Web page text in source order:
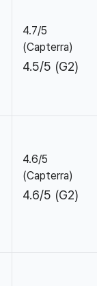
4.7/5
(Capterra)
4.5/5 (G2)
4.6/5
(Capterra)
4.6/5 (G2)